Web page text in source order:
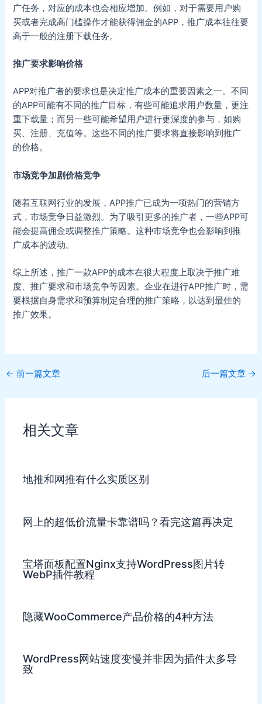
广任务，对应的成本也会相应增加。例如，对于需要用户购
买或者完成高门槛操作才能获得佣金的APP，推广成本往往要
高于一般的注册下载任务。
推广要求影响价格
APP对推广者的要求也是决定推广成本的重要因素之一。不同
的APP可能有不同的推广目标，有些可能追求用户数量，更注
重下载量；而另一些可能希望用户进行更深度的参与，如购
买、注册、充值等。这些不同的推广要求将直接影响到推广
的价格。
市场竞争加剧价格竞争
随着互联网行业的发展，APP推广已成为一项热门的营销方
式，市场竞争日益激烈。为了吸引更多的推广者，一些APP可
能会提高佣金或调整推广策略。这种市场竞争也会影响到推
广成本的波动。
综上所述，推广一款APP的成本在很大程度上取决于推广难
度、推广要求和市场竞争等因素。企业在进行APP推广时，需
要根据自身需求和预算制定合理的推广策略，以达到最佳的
推广效果。
Post
← 前一篇文章 后一篇文章 →
相关文章
地推和网推有什么实质区别
网上的超低价流量卡靠谱吗？看完这篇再决定
宝塔面板配置Nginx支持WordPress图片转
WebP插件教程
隐藏WooCommerce产品价格的4种方法
WordPress网站速度变慢并非因为插件太多导
致